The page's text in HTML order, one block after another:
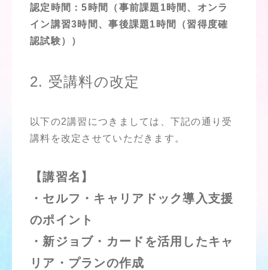
認定時間：5時間（事前課題1時間、オンラ
イン講習3時間、事後課題1時間（習得度確
認試験））
2. 受講料の改定
以下の2講習につきましては、下記の通り受
講料を改定させていただきます。
【講習名】
・セルフ・キャリアドック導入支援
のポイント
・新ジョブ・カードを活用したキャ
リア・プランの作成